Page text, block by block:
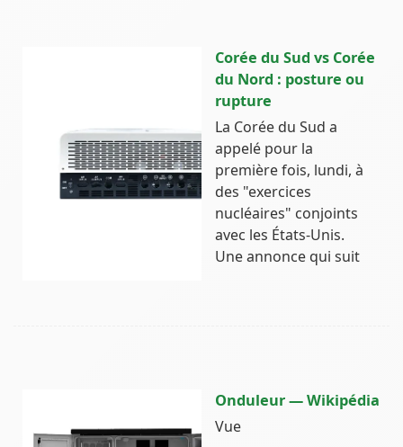
Corée du Sud vs Corée
du Nord : posture ou
rupture
La Corée du Sud a
appelé pour la
première fois, lundi, à
des "exercices
nucléaires" conjoints
avec les États-Unis.
Une annonce qui suit
Onduleur — Wikipédia
Vue